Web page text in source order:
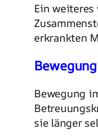
Ein
erkrankten
Bewegung
sie länger